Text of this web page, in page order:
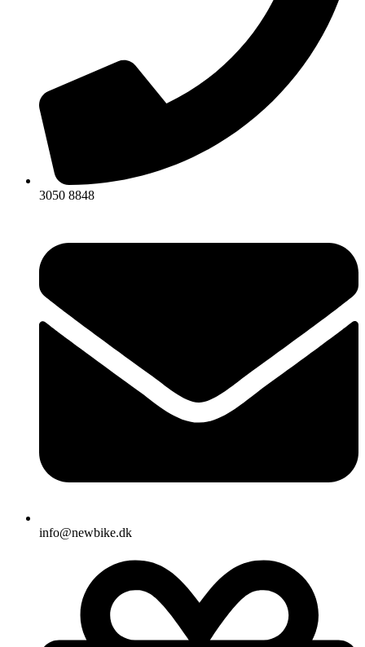
3050 8848
info@newbike.dk